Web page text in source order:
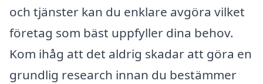
och tjänster kan du enklare avgöra vilket
företag som bäst uppfyller dina behov.
Kom ihåg att det aldrig skadar att göra en
grundlig research innan du bestämmer